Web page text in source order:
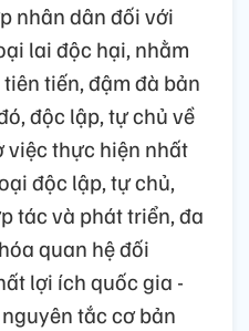
nhân dân đối với
lai độc hại, nhằm
tiến, đậm đà bản
độc lập, tự chủ về
việc thực hiện nhất
độc lập, tự chủ,
tác và phát triển, đa
quan hệ đối
lợi ích quốc gia -
tắc cơ bản